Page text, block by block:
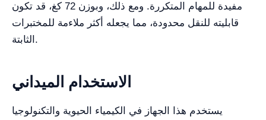
مفيدة للمهام المتكررة. ومع ذلك، وبوزن 72 كغ، قد تكون
قابليته للنقل محدودة، مما يجعله أكثر ملاءمة للمختبرات
الثابتة.
الاستخدام الميداني
يستخدم هذا الجهاز في الكيمياء الحيوية والتكنولوجيا